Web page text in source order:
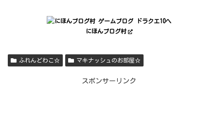
にほんブログ村
ふれんどわこ☆ マキナッシュのお部屋☆
スポンサーリンク